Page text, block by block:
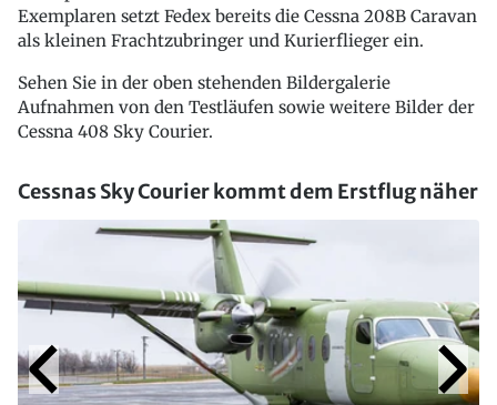
Exemplaren setzt Fedex bereits die Cessna 208B Caravan
als kleinen Frachtzubringer und Kurierflieger ein.
Sehen Sie in der oben stehenden Bildergalerie
Aufnahmen von den Testläufen sowie weitere Bilder der
Cessna 408 Sky Courier.
Cessnas Sky Courier kommt dem Erstflug näher